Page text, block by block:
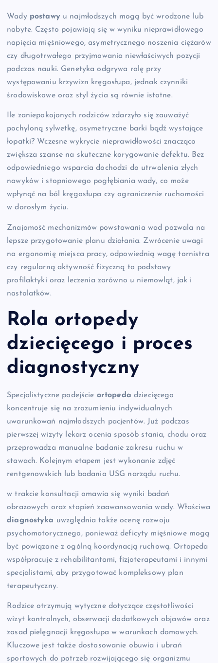
Wady postawyu najmłodszych mogą być wrodzone lub
nabyte. Często pojawiają się w wyniku nieprawidłowego
napięcia mięśniowego, asymetrycznego noszenia ciężarów
czy długotrwałego przyjmowania niewłaściwych pozycji
podczas nauki. Genetyka odgrywa rolę przy
występowaniu krzywizn kręgosłupa, jednak czynniki
środowiskowe oraz styl życia są równie istotne.
Ile zaniepokojonych rodziców zdarzyło się zauważyć
pochyloną sylwetkę, asymetryczne barki bądź wystające
łopatki? Wczesne wykrycie nieprawidłowości znacząco
zwiększa szanse na skuteczne korygowanie defektu. Bez
odpowiedniego wsparcia dochodzi do utrwalenia złych
nawyków i stopniowego pogłębiania wady, co może
wpłynąć na ból kręgosłupa czy ograniczenie ruchomości
w dorosłym życiu.
Znajomość mechanizmów powstawania wad pozwala na
lepsze przygotowanie planu działania. Zwrócenie uwagi
na ergonomię miejsca pracy, odpowiednią wagę tornistra
czy regularną aktywność fizyczną to podstawy
profilaktyki oraz leczenia zarówno u niemowląt, jak i
nastolatków.
Rola ortopedy
dziecięcego i proces
diagnostyczny
Specjalistyczne podejście ortopeda dziecięcego
koncentruje się na zrozumieniu indywidualnych
uwarunkowań najmłodszych pacjentów. Już podczas
pierwszej wizyty lekarz ocenia sposób stania, chodu oraz
przeprowadza manualne badanie zakresu ruchu w
stawach. Kolejnym etapem jest wykonanie zdjęć
rentgenowskich lub badania USG narządu ruchu.
w trakcie konsultacji omawia się wyniki badań
obrazowych oraz stopień zaawansowania wady. Właściwa
diagnostyka uwzględnia także ocenę rozwoju
psychomotorycznego, ponieważ deficyty mięśniowe mogą
być powiązane z ogólną koordynacją ruchową. Ortopeda
współpracuje z rehabilitantami, fizjoterapeutami i innymi
specjalistami, aby przygotować kompleksowy plan
terapeutyczny.
Rodzice otrzymują wytyczne dotyczące częstotliwości
wizyt kontrolnych, obserwacji dodatkowych objawów oraz
zasad pielęgnacji kręgosłupa w warunkach domowych.
Kluczowe jest także dostosowanie obuwia i ubrań
sportowych do potrzeb rozwijającego się organizmu